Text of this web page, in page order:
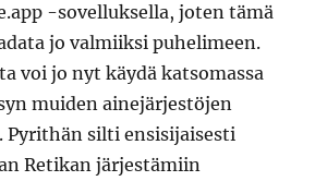
-sovelluksella, joten tämä
jo valmiiksi puhelimeen.
voi jo nyt käydä katsomassa
muiden ainejärjestöjen
Pyrithän silti ensisijaisesti
Retikan järjestämiin